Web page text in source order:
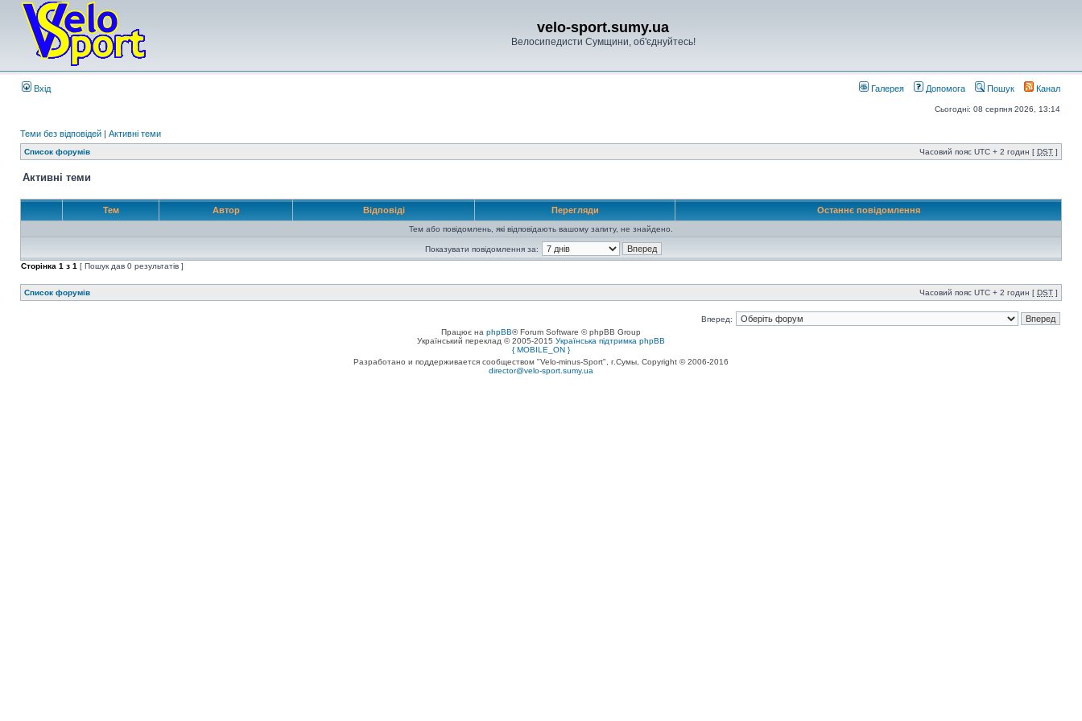
velo-sport.sumy.ua
Велосипедисти Сумщини, об'єднуйтесь!
Вхід Галерея Допомога Пошук Канал
Сьогодні: 08 серпня 2026, 13:14
Теми без відповідей | Активні теми
Список форумів Часовий пояс UTC + 2 годин [ DST ]
Активні теми
Тем Автор Відповіді Перегляди Останнє повідомлення
Тем або повідомлень, які відповідають вашому запиту, не знайдено.
Показувати повідомлення за:
Сторінка 1 з 1 [ Пошук дав 0 результатів ]
Список форумів Часовий пояс UTC + 2 годин [ DST ]
Вперед:
Працює на phpBB® Forum Software © phpBB Group
Український переклад © 2005-2015 Українська підтримка phpBB
{ MOBILE_ON }
Разработано и поддерживается сообществом "Velo-minus-Sport", г.Сумы, Copyright © 2006-2016
director@velo-sport.sumy.ua